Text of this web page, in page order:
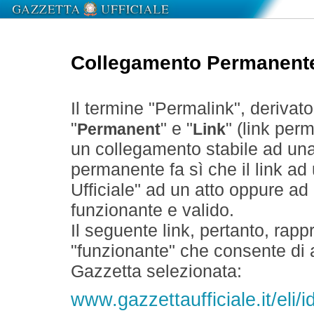
Collegamento
Il termine "Permalink",
" Permanent" e " Link" (link
un collegamento stabile ad
permanente fa sì che il link
Ufficiale" ad un atto oppure
funzionante e valido.
Il seguente link, pertanto,
"funzionante" che consente
Gazzetta selezionata:
www.gazzettaufficiale.it/eli/